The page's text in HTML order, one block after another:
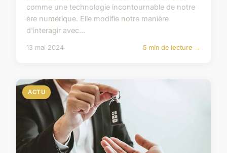
comme une technologie incontournable de notre
ère numérique. Elle modifie notre manière
d'interagir avec...
13 mai 2024 5 min de lecture →
ACTU